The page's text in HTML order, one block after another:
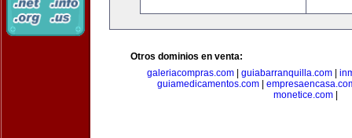
Otros dominios en venta:
galeriacompras.com
guiabarranquilla.com
guiamedicamentos.com|
monetice.com